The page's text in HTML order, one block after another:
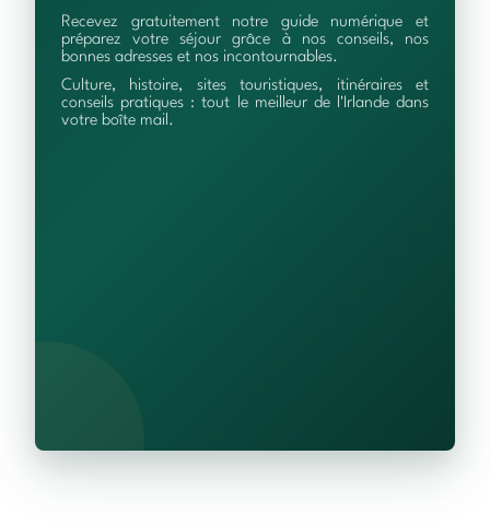
Recevez gratuitement notre guide numérique et
préparez votre séjour grâce à nos conseils, nos
bonnes adresses et nos incontournables.
Culture, histoire, sites touristiques, itinéraires et
conseils pratiques : tout le meilleur de l'Irlande dans
votre boîte mail.